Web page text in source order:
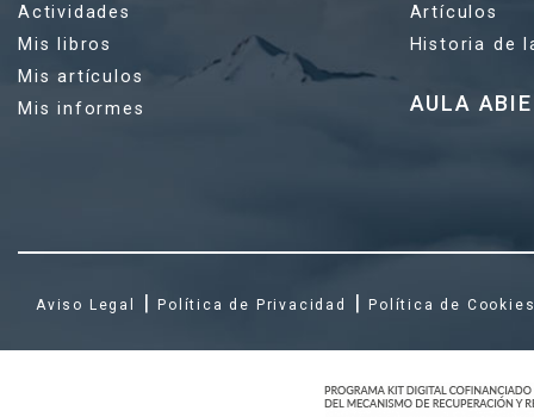
Actividades
Mis libros
Mis artículos
Mis informes
Artículos
Historia de
AULA
Aviso Legal | Política de Privacidad |Política de